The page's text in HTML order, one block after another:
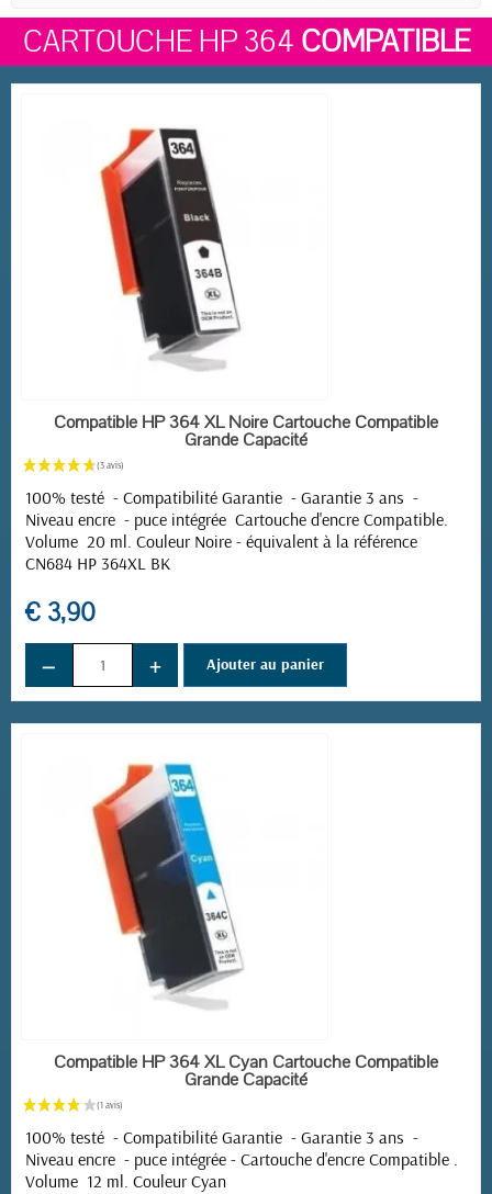
CARTOUCHE HP 364 COMPATIBLE
EN STOCK
Compatible HP 364 XL Noire Cartouche Compatible
Grande Capacité
100% testé - Compatibilité Garantie - Garantie 3 ans -
Niveau encre - puce intégrée Cartouche d'encre Compatible.
Volume 20 ml. Couleur Noire - équivalent à la référence
CN684 HP 364XL BK
€ 3,90
− + Ajouter au panier
EN STOCK
Compatible HP 364 XL Cyan Cartouche Compatible
Grande Capacité
100% testé - Compatibilité Garantie - Garantie 3 ans -
Niveau encre - puce intégrée - Cartouche d'encre Compatible .
Volume 12 ml. Couleur Cyan